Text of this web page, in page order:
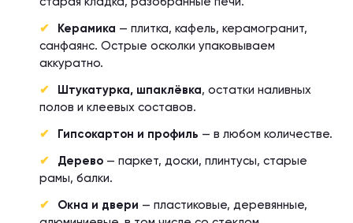
Керамика — плитка, кафель, керамогранит,
санфаянс. Острые осколки упаковываем
аккуратно.
Штукатурка, шпаклёвка, остатки наливных
полов и клеевых составов.
Гипсокартон и профиль — в любом количестве.
Дерево — паркет, доски, плинтусы, старые
рамы, балки.
Окна и двери — пластиковые, деревянные,